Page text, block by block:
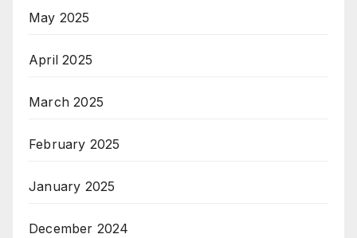
May 2025
April 2025
March 2025
February 2025
January 2025
December 2024